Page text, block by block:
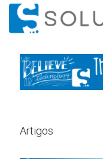
Artigos